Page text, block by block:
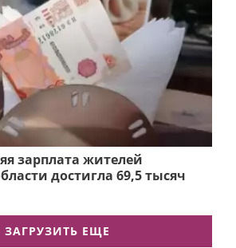
зарплата жителей
достигла 69,5 тысяч
ЗАГРУЗИТЬ ЕЩЕ